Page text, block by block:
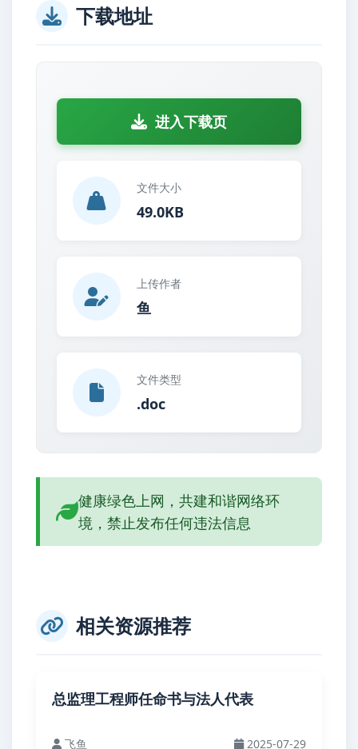
下载地址
进入下载页
文件大小
49.0KB
上传作者
鱼
文件类型
.doc
健康绿色上网，共建和谐网络环
境，禁止发布任何违法信息
相关资源推荐
总监理工程师任命书与法人代表
飞鱼 2025-07-29